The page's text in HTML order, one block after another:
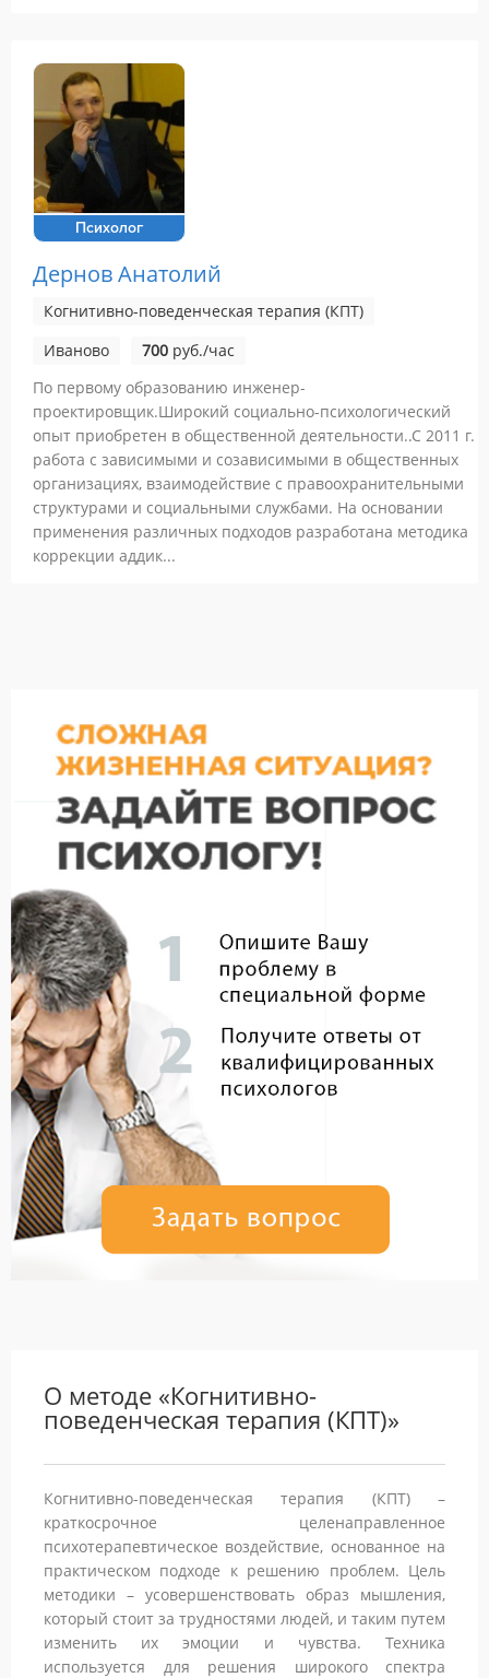
Психолог
Дернов Анатолий
Когнитивно-поведенческая терапия (КПТ)
Иваново
700 руб./час
По первому образованию инженер-
проектировщик.Широкий социально-психологический
опыт приобретен в общественной деятельности..С 2011 г.
работа с зависимыми и созависимыми в общественных
организациях, взаимодействие с правоохранительными
структурами и социальными службами. На основании
применения различных подходов разработана методика
коррекции аддик...
О методе «Когнитивно-
поведенческая терапия (КПТ)»
Когнитивно-поведенческая терапия (КПТ) –
краткосрочное целенаправленное
психотерапевтическое воздействие, основанное на
практическом подходе к решению проблем. Цель
методики – усовершенствовать образ мышления,
который стоит за трудностями людей, и таким путем
изменить их эмоции и чувства. Техника
используется для решения широкого спектра